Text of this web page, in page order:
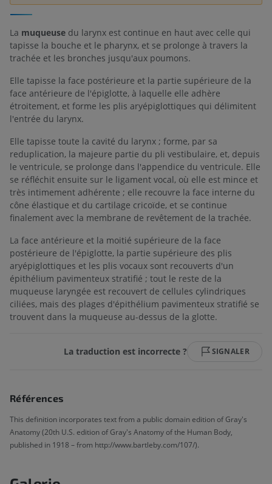
La muqueuse du larynx est continue en haut avec celle qui
tapisse la bouche et le pharynx, et se prolonge à travers la
trachée et les bronches jusqu'aux poumons.
Elle tapisse la face postérieure et la partie supérieure de la
face antérieure de l'épiglotte, à laquelle elle adhère
étroitement, et forme les plis aryépiglottiques qui délimitent
l'entrée du larynx.
Elle tapisse toute la cavité du larynx ; forme, par sa
reduplication, la majeure partie du pli vestibulaire, et, depuis
le ventricule, se prolonge dans l'appendice du ventricule. Elle
se réfléchit ensuite sur le ligament vocal, où elle est mince et
très intimement adhérente ; elle recouvre la face interne du
cône élastique et du cartilage cricoïde, et se continue
finalement avec la membrane de revêtement de la trachée.
La face antérieure et la moitié supérieure de la face
postérieure de l'épiglotte, la partie supérieure des plis
aryépiglottiques et les plis vocaux sont recouverts d'un
épithélium pavimenteux stratifié ; tout le reste de la
muqueuse laryngée est recouvert de cellules cylindriques
ciliées, mais des plages d'épithélium pavimenteux stratifié se
trouvent dans la muqueuse au-dessus de la glotte.
La traduction est incorrecte ? SIGNALER
Références
This definition incorporates text from a public domain edition of Gray's
Anatomy (20th U.S. edition of Gray's Anatomy of the Human Body,
published in 1918 – from http://www.bartleby.com/107/).